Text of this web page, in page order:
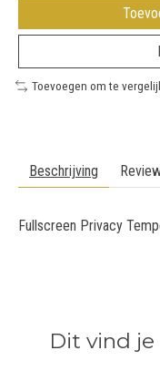
Toevoegen om te
Beschrijving
Fullscreen Privacy
Dit vind